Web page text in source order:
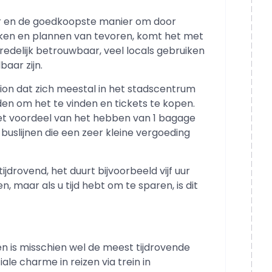
de goedkoopste manier om door
en plannen van tevoren, komt het met
betrouwbaar, veel locals gebruiken
zijn.
dat zich meestal in het stadscentrum
om het te vinden en tickets te kopen.
van het hebben van 1 bagage
die een zeer kleine vergoeding
het duurt bijvoorbeeld vijf uur
maar als u tijd hebt om te sparen, is dit
is misschien wel de meest tijdrovende
charme in reizen via trein in